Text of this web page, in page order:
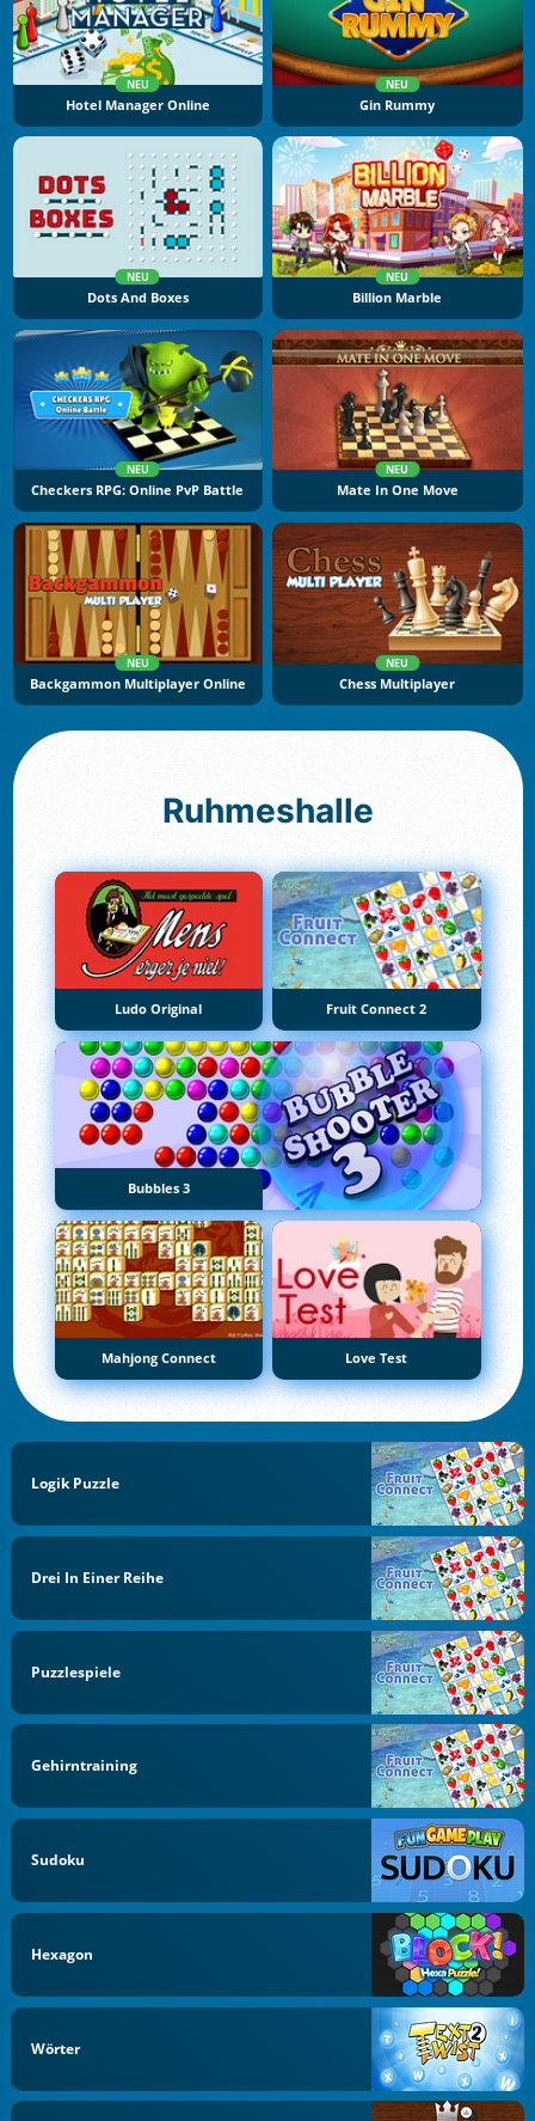
NEU
Hotel Manager Online
NEU
Gin Rummy
NEU
Dots And Boxes
NEU
Billion Marble
NEU
Checkers RPG: Online PvP Battle
NEU
Mate In One Move
NEU
Backgammon Multiplayer Online
NEU
Chess Multiplayer
Ruhmeshalle
Ludo Original Fruit Connect 2
Bubbles 3
Mahjong Connect Love Test
Logik Puzzle
Drei In Einer Reihe
Puzzlespiele
Gehirntraining
Sudoku
Hexagon
Wörter